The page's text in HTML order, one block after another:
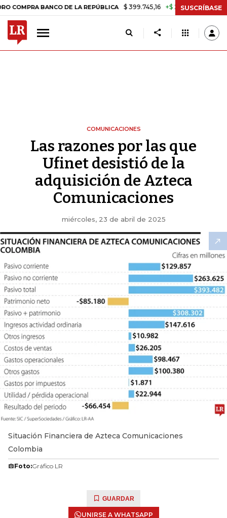
BANCO DE LA REPÚBLICA $ 399.745,16 +$ 2.295,71 +0,58%
SUSCRÍBASE
COMUNICACIONES
Las razones por las que
Ufinet desistió de la
adquisición de Azteca
Comunicaciones
miércoles, 23 de abril de 2025
Situación Financiera de Azteca Comunicaciones
Colombia
Foto:Gráfico LR
GUARDAR
UNIRSE A WHATSAPP